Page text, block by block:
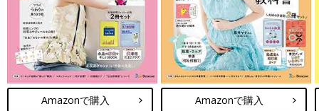
Amazonで購入 Amazonで購入